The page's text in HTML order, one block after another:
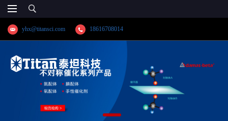
yhx@titansci.com 18616708014